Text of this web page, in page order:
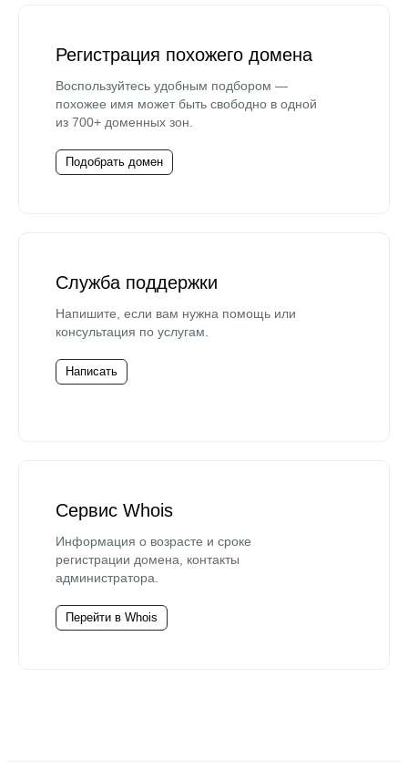
Регистрация похожего домена
Воспользуйтесь удобным подбором —
похожее имя может быть свободно в одной
из 700+ доменных зон.
Подобрать домен
Служба поддержки
Напишите, если вам нужна помощь или
консультация по услугам.
Написать
Сервис Whois
Информация о возрасте и сроке
регистрации домена, контакты
администратора.
Перейти в Whois